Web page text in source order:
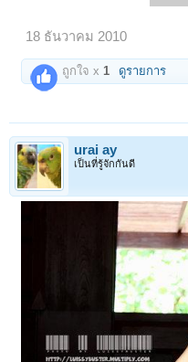
18 ธันวาคม 2010
ถูกใจ x1 ดูรายการ
urai ay
เป็นที่รู้จักกันดี